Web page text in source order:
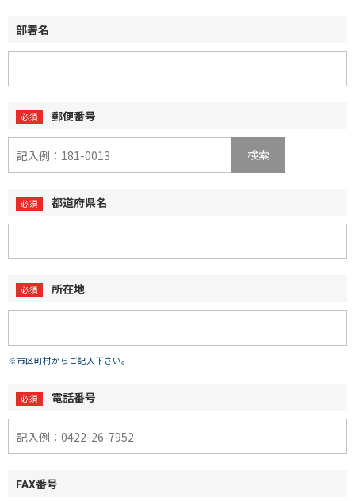
部署名
郵便番号
検索
都道府県名
所在地
※市区町村からご記入下さい。
電話番号
FAX番号